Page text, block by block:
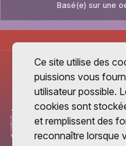
Basé(e) sur une
Ce site utilise des
puissions vous
utilisateur possible.
cookies sont
et remplissent des
reconnaître lorsque